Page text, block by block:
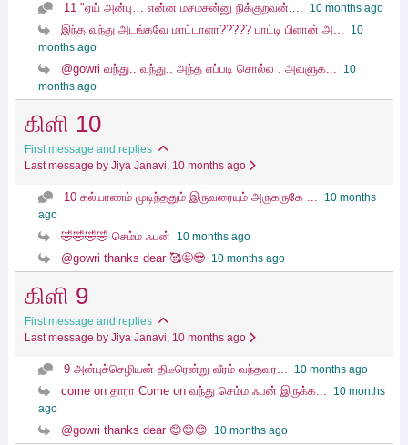
11 "ஏய் அன்பு… என்ன மசமசன்னு நிக்குறவன்.... 10 months ago
இந்த வந்து அடங்கவே மாட்டாளா????? பாட்டி பிளான் அ...
10
months ago
@gowri வந்து.. வந்து.. அந்த எப்படி சொல்ல . அவளுக...
10
months ago
கிளி 10
First message and replies
Last message by Jiya Janavi, 10 months ago
10 கல்யாணம் முடிந்ததும் இருவரையும் அருகருகே ...
10 months
ago
🤣🤣🤣🤣 செம்ம ஃபன் 10 months ago
@gowri thanks dear 🥰🤩😍 10 months ago
கிளி 9
First message and replies
Last message by Jiya Janavi, 10 months ago
9 அன்புச்செழியன் திடீரென்று வீரம் வந்தவர... 10 months ago
come on தாரா Come on வந்து செம்ம ஃபன் இருக்க...
10 months
ago
@gowri thanks dear 😊😊😊 10 months ago